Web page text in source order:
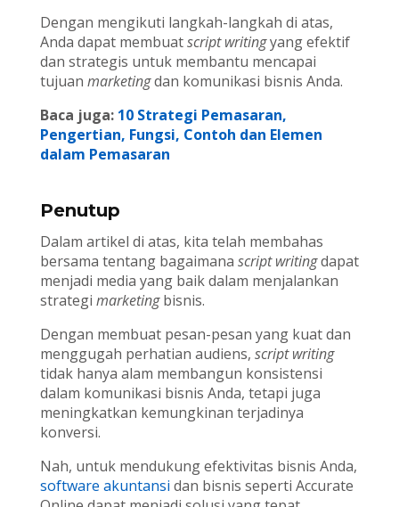
Dengan mengikuti langkah-langkah di atas,
Anda dapat membuatscript writingyang efektif
dan strategis untuk membantu mencapai
tujuan marketingdan komunikasi bisnis Anda.
Baca juga: 10 Strategi Pemasaran,
Pengertian, Fungsi, Contoh dan Elemen
dalam Pemasaran
Penutup
Dalam artikel di atas, kita telah membahas
bersama tentang bagaimana script writingdapat
menjadi media yang baik dalam menjalankan
strategi marketingbisnis.
Dengan membuat pesan-pesan yang kuat dan
menggugah perhatian audiens, script writing
tidak hanya alam membangun konsistensi
dalam komunikasi bisnis Anda, tetapi juga
meningkatkan kemungkinan terjadinya
konversi.
Nah, untuk mendukung efektivitas bisnis Anda,
software akuntansi dan bisnis seperti Accurate